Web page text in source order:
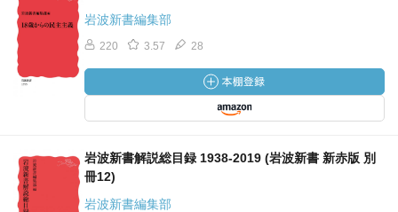
岩波新書編集部
220 3.57 28
岩波新書解説総目録 1938-2019 (岩波新書 新赤版 別
冊12)
岩波新書編集部